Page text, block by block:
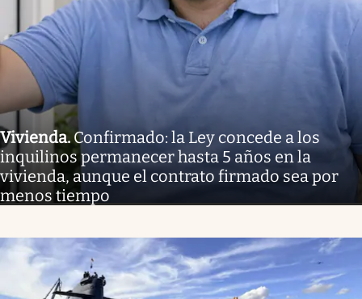
Vivienda.Confirmado: la Ley concede a los
inquilinos permanecer hasta 5 años en la
vivienda, aunque el contrato firmado sea por
menos tiempo